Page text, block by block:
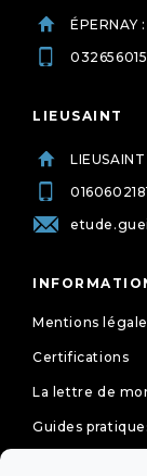
LIEUSAINT
Mentions
Certifications
La lettre de
Guides